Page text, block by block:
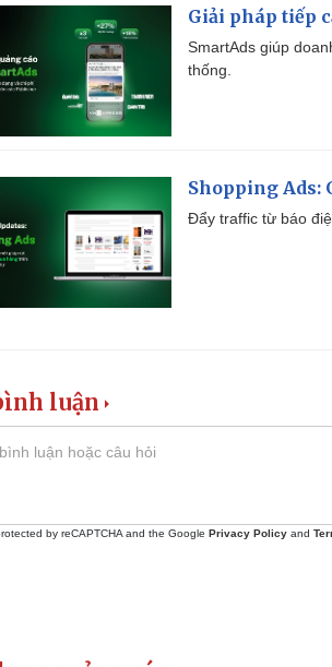
Giải pháp tiếp
SmartAds giúp
thống.
Shopping Ads:
Đẩy traffic từ báo
luận
by reCAPTCHA and the Google Privacy Policy and